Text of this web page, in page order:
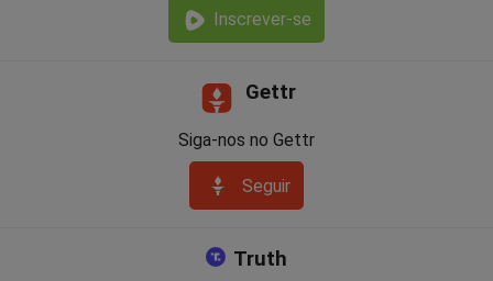
Inscrever-se
Gettr
Siga-nos no Gettr
Seguir
Truth